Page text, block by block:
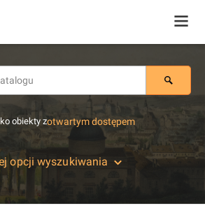
obiekty zotwartym dostępem
opcji wyszukiwania